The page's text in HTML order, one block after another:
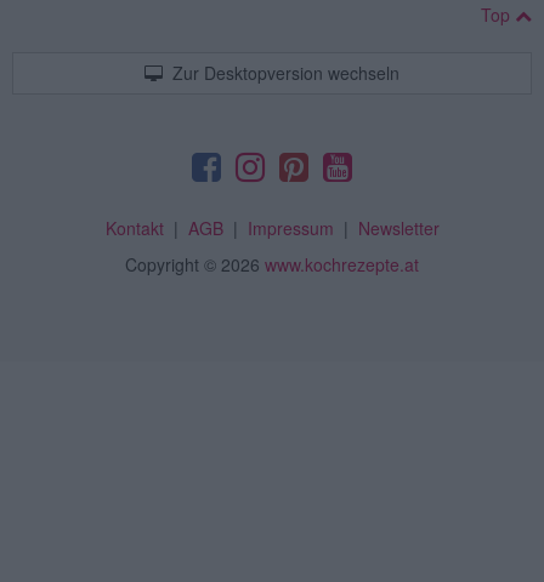
Top
Zur Desktopversion wechseln
Kontakt| AGB| Impressum | Newsletter
Copyright © 2026 www.kochrezepte.at